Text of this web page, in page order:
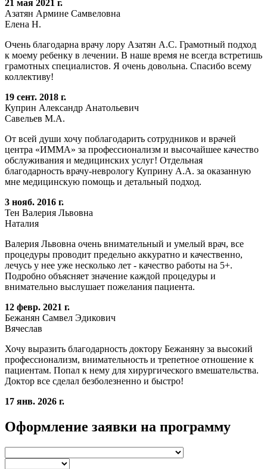
21 мая 2021 г.
Азатян Армине Самвеловна
Елена Н.
Очень благодарна врачу лору Азатян А.С. Грамотный подход
к моему ребенку в лечении. В наше время не всегда встретишь
грамотных специалистов. Я очень довольна. Спасибо всему
коллективу!
19 сент. 2018 г.
Куприн Александр Анатольевич
Савельев М.А.
От всей души хочу поблагодарить сотрудников и врачей
центра «ИММА» за профессионализм и высочайшее качество
обслуживания и медицинских услуг! Отдельная
благодарность врачу-неврологу Куприну А.А. за оказанную
мне медицинскую помощь и детальный подход.
3 нояб. 2016 г.
Тен Валерия Львовна
Наталия
Валерия Львовна очень внимательный и умелый врач, все
процедуры проводит предельно аккуратно и качественно,
лечусь у нее уже несколько лет - качество работы на 5+.
Подробно объясняет значение каждой процедуры и
внимательно выслушает пожелания пациента.
12 февр. 2021 г.
Бежанян Самвел Эдикович
Вячеслав
Хочу выразить благодарность доктору Бежаняну за высокий
профессионализм, внимательность и трепетное отношение к
пациентам. Попал к нему для хирургического вмешательства.
Доктор все сделал безболезненно и быстро!
17 янв. 2026 г.
Оформление заявки на программу